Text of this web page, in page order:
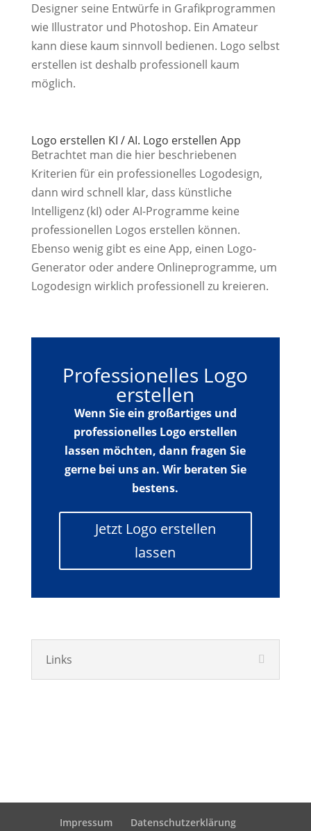
Designer seine Entwürfe in Grafikprogrammen
wie Illustrator und Photoshop. Ein Amateur
kann diese kaum sinnvoll bedienen. Logo selbst
erstellen ist deshalb professionell kaum
möglich.
Logo erstellen KI / AI. Logo erstellen App
Betrachtet man die hier beschriebenen
Kriterien für ein professionelles Logodesign,
dann wird schnell klar, dass künstliche
Intelligenz (kI) oder AI-Programme keine
professionellen Logos erstellen können.
Ebenso wenig gibt es eine App, einen Logo-
Generator oder andere Onlineprogramme, um
Logodesign wirklich professionell zu kreieren.
Professionelles Logo
erstellen
Wenn Sie ein großartiges und
professionelles Logo erstellen
lassen möchten, dann fragen Sie
gerne bei uns an. Wir beraten Sie
bestens.
Jetzt Logo erstellen
lassen
Links
Impressum Datenschutzerklärung